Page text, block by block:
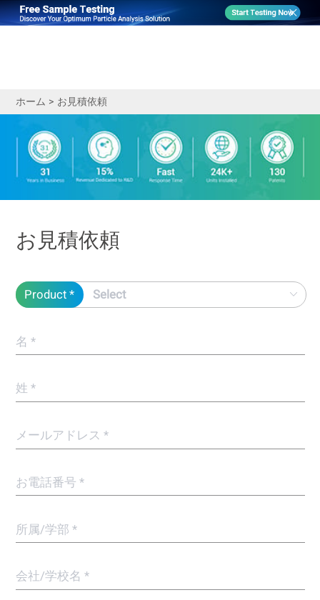
ホーム > お見積依頼
お見積依頼
Product *